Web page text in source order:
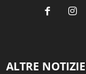
ALTRE NOTIZIE